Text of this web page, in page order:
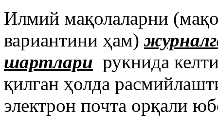
Илмий мақолаларни
вариантини ҳам)
шартлари рукнида
қилган ҳолда
электрон почта орқали